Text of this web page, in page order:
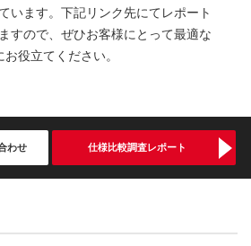
います。 下記リンク先にてレポート
すので、 ぜひお客様にとって最適な
役立てください。
わせ 仕様比較調査レポート